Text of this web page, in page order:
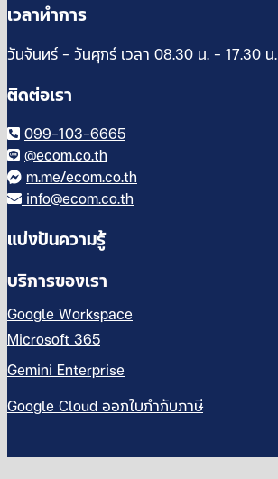
เวลาทำการ
วันจันทร์ – วันศุกร์ เวลา 08.30 น. – 17.30 น.
ติดต่อเรา
099-103-6665
@ecom.co.th
m.me/ecom.co.th
info@ecom.co.th
แบ่งปันความรู้
บริการของเรา
Google Workspace
Microsoft 365
Gemini Enterprise
Google Cloud ออกใบกำกับภาษี